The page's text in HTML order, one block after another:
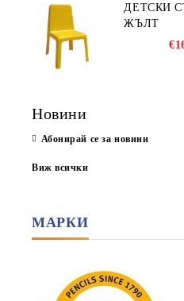
ДЕТСКИ
ЖЪЛТ
Новини
Абонирай се за новини
Виж всички
МАРКИ